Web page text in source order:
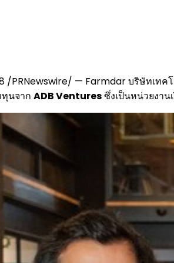
/PRNewswire/ — Farmdar บริษัทเท
นจาก ADB Venturesซึ่งเป็นหน่วยงา